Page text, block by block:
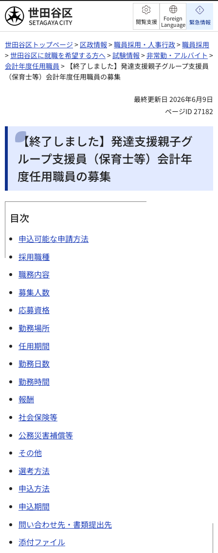
世田谷区 閲覧支援
Foreign
Language 緊急情報
世田谷区トップページ > 区政情報 >職員採用・人事行政>職員採用
>世田谷区に就職を希望する方へ >試験情報 >非常勤・アルバイト >
会計年度任用職員 > 【終了しました】発達支援親子グループ支援員
（保育士等）会計年度任用職員の募集
最終更新日 2026年6月9日
ページID 27182
【終了しました】発達支援親子グ
ループ支援員（保育士等）会計年
度任用職員の募集
目次
申込可能な申請方法
採用職種
職務内容
募集人数
応募資格
勤務場所
任用期間
勤務日数
勤務時間
報酬
社会保険等
公務災害補償等
その他
選考方法
申込方法
申込期間
問い合わせ先・書類提出先
添付ファイル